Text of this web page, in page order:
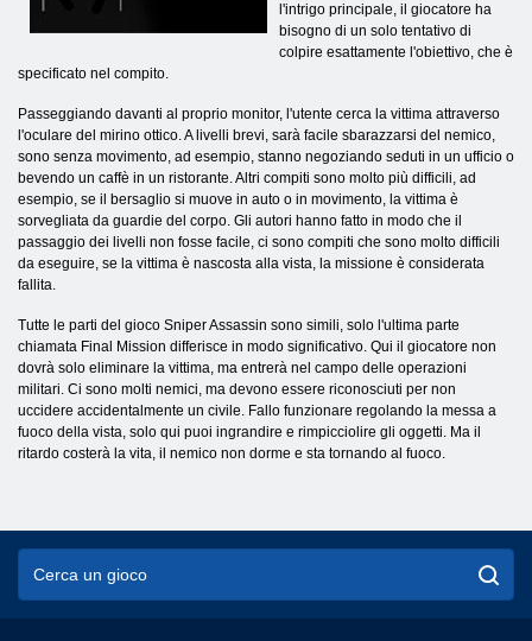
l'intrigo principale, il giocatore ha
bisogno di un solo tentativo di
colpire esattamente l'obiettivo, che è
specificato nel compito.
Passeggiando davanti al proprio monitor, l'utente cerca la vittima attraverso
l'oculare del mirino ottico. A livelli brevi, sarà facile sbarazzarsi del nemico,
sono senza movimento, ad esempio, stanno negoziando seduti in un ufficio o
bevendo un caffè in un ristorante. Altri compiti sono molto più difficili, ad
esempio, se il bersaglio si muove in auto o in movimento, la vittima è
sorvegliata da guardie del corpo. Gli autori hanno fatto in modo che il
passaggio dei livelli non fosse facile, ci sono compiti che sono molto difficili
da eseguire, se la vittima è nascosta alla vista, la missione è considerata
fallita.
Tutte le parti del gioco Sniper Assassin sono simili, solo l'ultima parte
chiamata Final Mission differisce in modo significativo. Qui il giocatore non
dovrà solo eliminare la vittima, ma entrerà nel campo delle operazioni
militari. Ci sono molti nemici, ma devono essere riconosciuti per non
uccidere accidentalmente un civile. Fallo funzionare regolando la messa a
fuoco della vista, solo qui puoi ingrandire e rimpicciolire gli oggetti. Ma il
ritardo costerà la vita, il nemico non dorme e sta tornando al fuoco.